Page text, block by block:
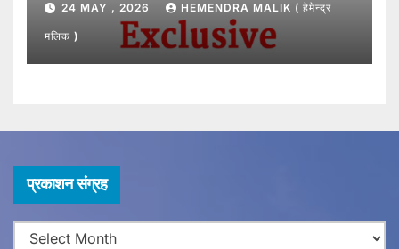
24 MAY , 2026 HEMENDRA MALIK ( हेमेन्द्र
मलिक )
प्रकाशन संग्रह
का